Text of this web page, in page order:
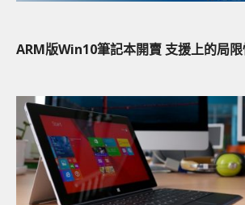
ARM版Win10筆記本開賣 支援上的局